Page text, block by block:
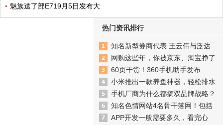
魅族送了部E719月5日发布大
热门资讯排行
知名新型券商代表 王云伟与泛达
网购这些年，你被京东、淘宝挣了
60页干货！360手机助手发布
小米推出一款养鱼神器，轻松排水
手机厂商为什么都搞双品牌战略？
知名色情网站4名骨干落网！包括
APP开发一般需要多久，看完心